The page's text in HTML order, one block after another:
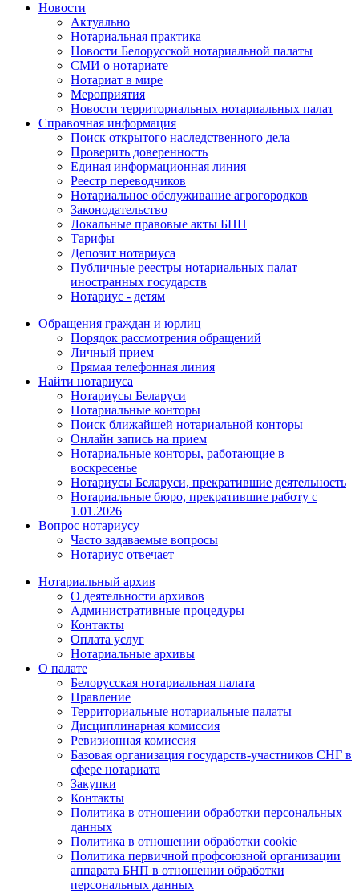
Новости
Актуально
Нотариальная практика
Новости Белорусской нотариальной палаты
СМИ о нотариате
Нотариат в мире
Мероприятия
Новости территориальных нотариальных палат
Справочная информация
Поиск открытого наследственного дела
Проверить доверенность
Единая информационная линия
Реестр переводчиков
Нотариальное обслуживание агрогородков
Законодательство
Локальные правовые акты БНП
Тарифы
Депозит нотариуса
Публичные реестры нотариальных палат
иностранных государств
Нотариус - детям
Обращения граждан и юрлиц
Порядок рассмотрения обращений
Личный прием
Прямая телефонная линия
Найти нотариуса
Нотариусы Беларуси
Нотариальные конторы
Поиск ближайшей нотариальной конторы
Онлайн запись на прием
Нотариальные конторы, работающие в
воскресенье
Нотариусы Беларуси, прекратившие деятельность
Нотариальные бюро, прекратившие работу с
1.01.2026
Вопрос нотариусу
Часто задаваемые вопросы
Нотариус отвечает
Нотариальный архив
О деятельности архивов
Административные процедуры
Контакты
Оплата услуг
Нотариальные архивы
О палате
Белорусская нотариальная палата
Правление
Территориальные нотариальные палаты
Дисциплинарная комиссия
Ревизионная комиссия
Базовая организация государств-участников СНГ в
сфере нотариата
Закупки
Контакты
Политика в отношении обработки персональных
данных
Политика в отношении обработки cookie
Политика первичной профсоюзной организации
аппарата БНП в отношении обработки
персональных данных